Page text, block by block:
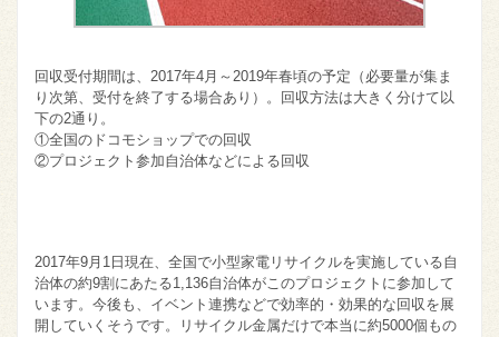
回収受付期間は、2017年4月～2019年春頃の予定（必要量が集ま
り次第、受付を終了する場合あり）。回収方法は大きく分けて以
下の2通り。
①全国のドコモショップでの回収
②プロジェクト参加自治体などによる回収
2017年9月1日現在、全国で小型家電リサイクルを実施している自
治体の約9割にあたる1,136自治体がこのプロジェクトに参加して
います。今後も、イベント連携などで効率的・効果的な回収を展
開していくそうです。リサイクル金属だけで本当に約5000個もの